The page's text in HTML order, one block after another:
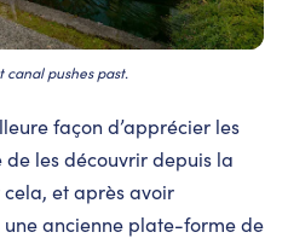
pushes past.
façon d’apprécier les
les découvrir depuis la
et après avoir
ancienne plate-forme de